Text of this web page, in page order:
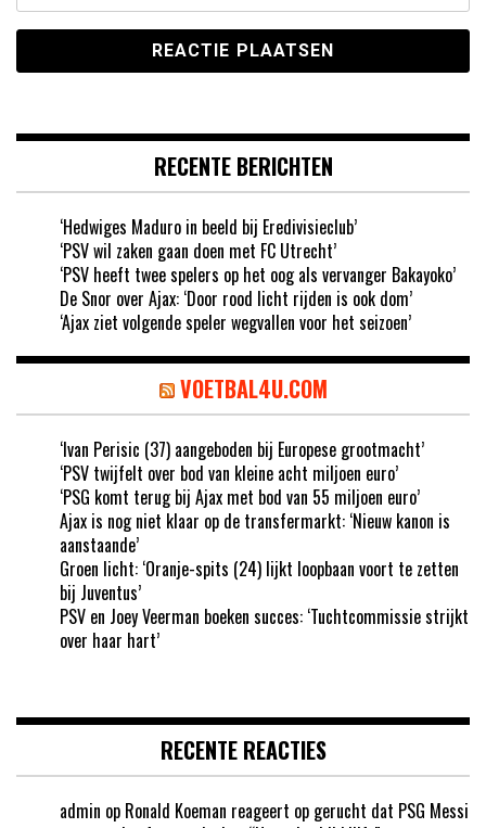
RECENTE BERICHTEN
‘Hedwiges Maduro in beeld bij Eredivisieclub’
‘PSV wil zaken gaan doen met FC Utrecht’
‘PSV heeft twee spelers op het oog als vervanger Bakayoko’
De Snor over Ajax: ‘Door rood licht rijden is ook dom’
‘Ajax ziet volgende speler wegvallen voor het seizoen’
VOETBAL4U.COM
‘Ivan Perisic (37) aangeboden bij Europese grootmacht’
‘PSV twijfelt over bod van kleine acht miljoen euro’
‘PSG komt terug bij Ajax met bod van 55 miljoen euro’
Ajax is nog niet klaar op de transfermarkt: ‘Nieuw kanon is
aanstaande’
Groen licht: ‘Oranje-spits (24) lijkt loopbaan voort te zetten
bij Juventus’
PSV en Joey Veerman boeken succes: ‘Tuchtcommissie strijkt
over haar hart’
RECENTE REACTIES
admin op Ronald Koeman reageert op gerucht dat PSG Messi